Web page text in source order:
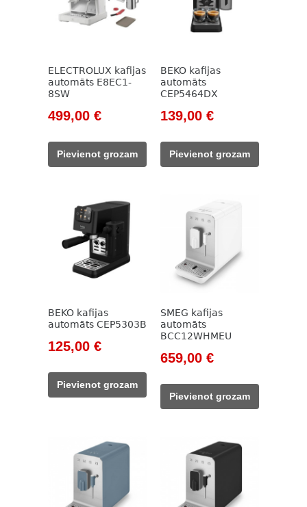
ELECTROLUX kafijas
automāts E8EC1-
8SW
Original
was:
838,00 €.
499,00 €Current
499,00 €.
Pievienot grozam
BEKO kafijas
automāts
CEP5464DX
Original
was:
785,00 €.
139,00 €Current
139,00 €.
Pievienot grozam
BEKO kafijas
automāts CEP5303B
Original
was:
785,00 €.
125,00 €Current
125,00 €.
Pievienot grozam
SMEG kafijas
automāts
BCC12WHMEU
Original
was:
777,00 €.
659,00 €Current
659,00 €.
Pievienot grozam